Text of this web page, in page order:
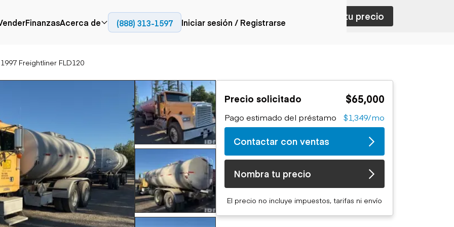
Aérea
Camiones con
Ascensores
Manipuladores
telescópicos
Movimiento de
tierra
Retroexcavadoras
Topadoras
Cargadoras compactas
Fresadoras en frío
Compactadores
Adoquines
Recuperadores de
carreteras
Generación de
energía
Generadores
Camiones articulados
Camiones con
plataforma
Camiones volquetes
Camiones de
transporte
Camiones fuera de
carretera
Camiones de servicio
Camiones especiales
Camiones con
remolque cisterna
FinanzasAcerca de
Recursos
(888) 313-1597 Iniciar sesión / Registrarse
1997 Freightliner FLD120
Contactar con ventas Nombra tu precio
Precio solicitado $65,000
Pago estimado del préstamo $1,349/mo
Contactar con ventas
Nombra tu precio
El precio no incluye impuestos, tarifas ni envío